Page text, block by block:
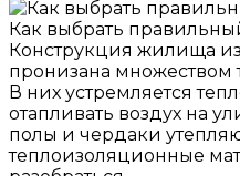
Как выбрать
Конструкция жилища
пронизана
В них устремляется
отапливать воздух на
полы и чердаки
теплоизоляционные